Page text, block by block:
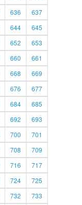
636
637
644
645
652
653
660
661
668
669
676
677
684
685
692
693
700
701
708
709
716
717
724
725
732
733